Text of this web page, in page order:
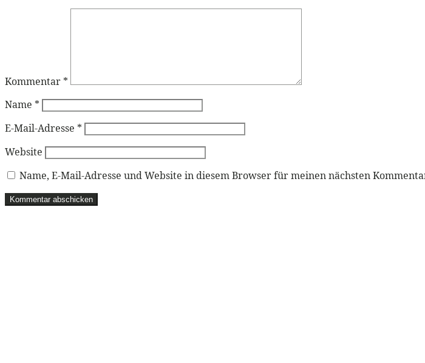
Kommentar *
Name *
E-Mail-Adresse *
Website
Name, E-Mail-Adresse und Website in diesem Browser für meinen nächsten